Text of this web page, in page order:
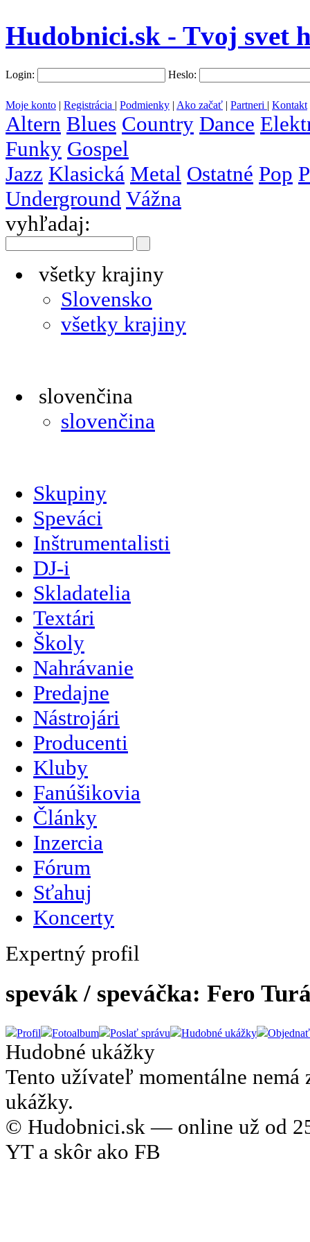
Hudobnici.sk - Tvoj svet
Login: Heslo:
Moje konto | Registrácia | Podmienky | Ako začať | Partneri | Kontakt
Altern Blues Country Dance
Funky Gospel
Jazz Klasická Metal Ostatné Pop
Underground Vážna
vyhľadaj:
všetky krajiny
Slovensko
všetky krajiny
slovenčina
slovenčina
Skupiny
Speváci
Inštrumentalisti
DJ-i
Skladatelia
Textári
Školy
Nahrávanie
Predajne
Nástrojári
Producenti
Kluby
Fanúšikovia
Články
Inzercia
Fórum
Sťahuj
Koncerty
Expertný profil
spevák / speváčka: Fero
Profil Fotoalbum Poslať správu Hudobné ukážky Objednať
Hudobné ukážky
Tento užívateľ momentálne nemá
ukážky.
© Hudobnici.sk — online už od
YT a skôr ako FB